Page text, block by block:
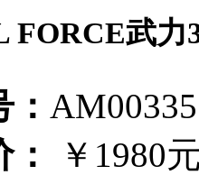
FORCE武力
￥1980